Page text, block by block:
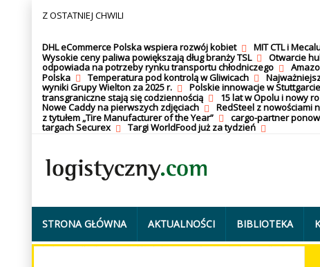
Z OSTATNIEJ CHWILI
DHL eCommerce Polska wspiera rozwój kobiet MIT CTL i
Wysokie ceny paliwa powiększają dług branży TSL
Otwarcie
odpowiada na potrzeby rynku transportu chłodniczego
Polska
Temperatura pod kontrolą w Gliwicach
wyniki Grupy Wielton za 2025 r.
Polskie innowacje w Stuttgarcie
transgraniczne stają się codziennością
15 lat w Opolu i nowy
Nowe Caddy na pierwszych zdjęciach
RedSteel z nowościami
z tytułem „Tire Manufacturer of the Year”
cargo-partner
targach Securex
Targi WorldFood już za tydzień
STRONA GŁÓWNA AKTUALNOŚCI BIBLIOTEKA